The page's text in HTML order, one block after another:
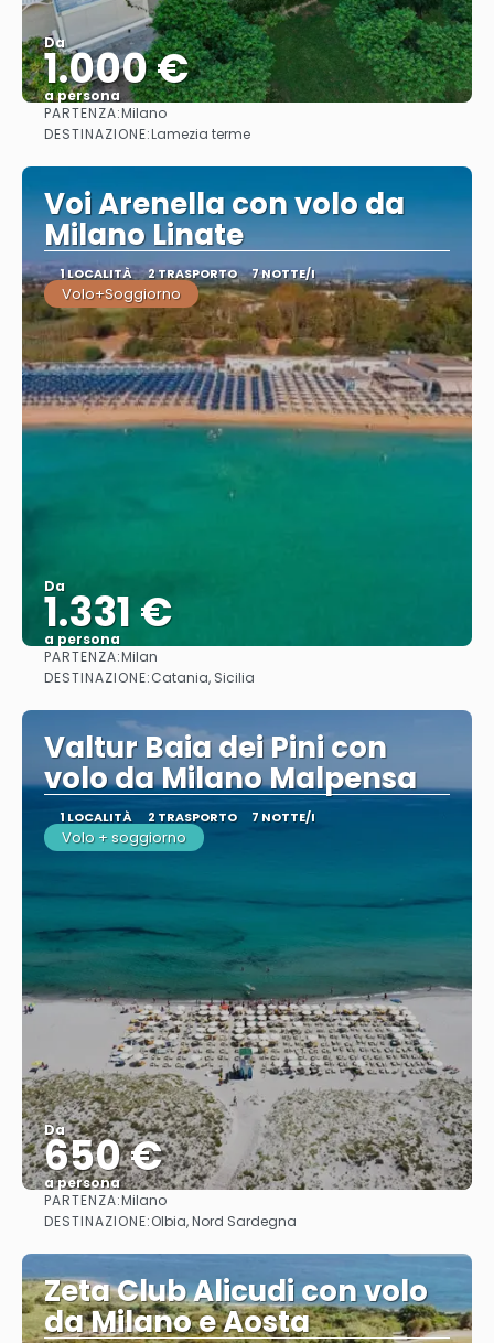
Da
1.000 €
a persona
PARTENZA:Milano
DESTINAZIONE:Lamezia terme
Voi Arenella con volo da
Milano Linate
1 LOCALITÀ 2 TRASPORTO 7 NOTTE/I
Volo+Soggiorno
Da
1.331 €
a persona
Vedere
PARTENZA:Milan
DESTINAZIONE:Catania, Sicilia
Valtur Baia dei Pini con
volo da Milano Malpensa
1 LOCALITÀ 2 TRASPORTO 7 NOTTE/I
Volo + soggiorno
Da
650 €
a persona
Vedere
PARTENZA:Milano
DESTINAZIONE:Olbia, Nord Sardegna
Zeta Club Alicudi con volo
da Milano e Aosta